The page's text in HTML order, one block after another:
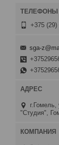
+375 (29)
sga-
"Студия",